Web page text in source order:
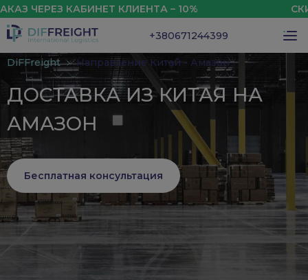
КАБИНЕТ КЛИЕНТА – 10% СКИДКА
+380671244399
DiFFreight Направление Китай - Амазон
ДОСТАВКА ИЗ КИТАЯ НА
АМАЗОН
Бесплатная консультация